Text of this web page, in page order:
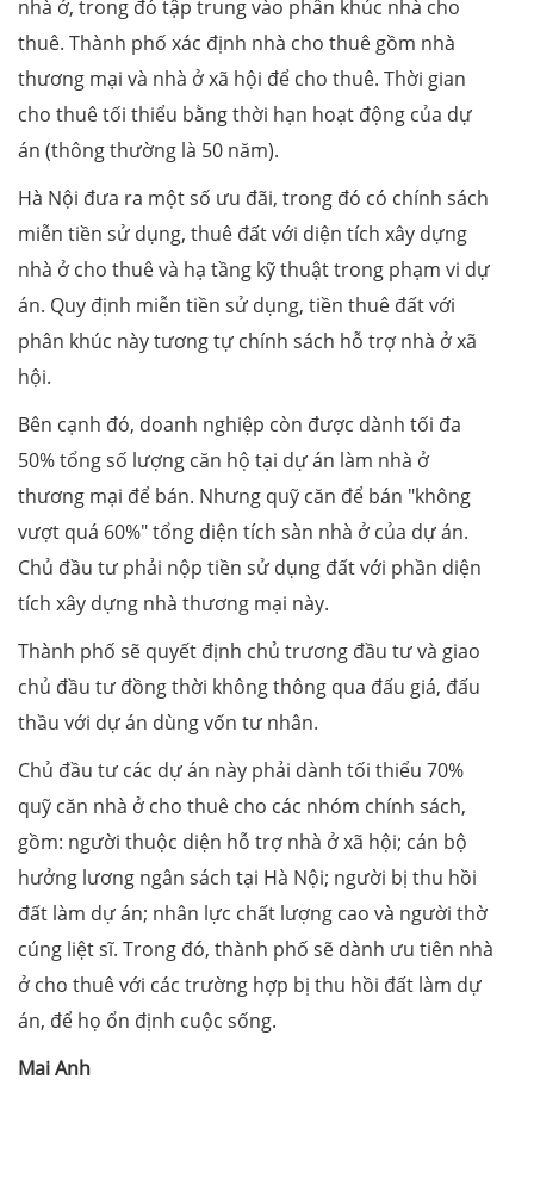
nhà ở, trong đó tập trung vào phân khúc nhà cho
thuê. Thành phố xác định nhà cho thuê gồm nhà
thương mại và nhà ở xã hội để cho thuê. Thời gian
cho thuê tối thiểu bằng thời hạn hoạt động của dự
án (thông thường là 50 năm).
Hà Nội đưa ra một số ưu đãi, trong đó có chính sách
miễn tiền sử dụng, thuê đất với diện tích xây dựng
nhà ở cho thuê và hạ tầng kỹ thuật trong phạm vi dự
án. Quy định miễn tiền sử dụng, tiền thuê đất với
phân khúc này tương tự chính sách hỗ trợ nhà ở xã
hội.
Bên cạnh đó, doanh nghiệp còn được dành tối đa
50% tổng số lượng căn hộ tại dự án làm nhà ở
thương mại để bán. Nhưng quỹ căn để bán "không
vượt quá 60%" tổng diện tích sàn nhà ở của dự án.
Chủ đầu tư phải nộp tiền sử dụng đất với phần diện
tích xây dựng nhà thương mại này.
Thành phố sẽ quyết định chủ trương đầu tư và giao
chủ đầu tư đồng thời không thông qua đấu giá, đấu
thầu với dự án dùng vốn tư nhân.
Chủ đầu tư các dự án này phải dành tối thiểu 70%
quỹ căn nhà ở cho thuê cho các nhóm chính sách,
gồm: người thuộc diện hỗ trợ nhà ở xã hội; cán bộ
hưởng lương ngân sách tại Hà Nội; người bị thu hồi
đất làm dự án; nhân lực chất lượng cao và người thờ
cúng liệt sĩ. Trong đó, thành phố sẽ dành ưu tiên nhà
ở cho thuê với các trường hợp bị thu hồi đất làm dự
án, để họ ổn định cuộc sống.
Mai Anh